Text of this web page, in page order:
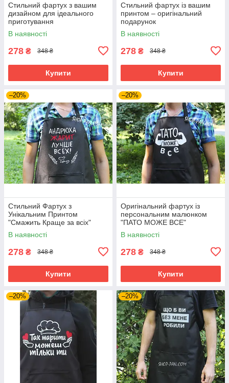
Стильний фартух з вашим
дизайном для ідеального
приготування
В наявності
278 ₴ 348 ₴
Купити
Стильний фартух із вашим
принтом – оригінальний
подарунок
В наявності
278 ₴ 348 ₴
Купити
–20%
Стильний Фартух з
Унікальним Принтом
"Смажить Краще за всіх"
В наявності
278 ₴ 348 ₴
Купити
–20%
Оригінальний фартух із
персональним малюнком
"ПАТО МОЖЕ ВСЕ"
В наявності
278 ₴ 348 ₴
Купити
–20% –20%